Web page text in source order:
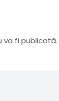
va fi publicată.